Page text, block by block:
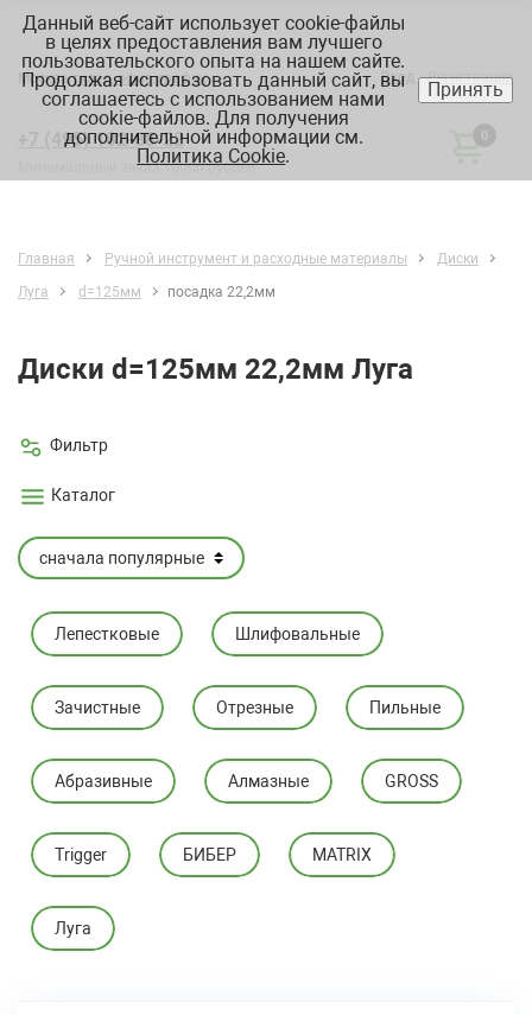
Вход Регистрация
Москва:склад, офис, график
+7 (495) 182-88-22
Минимальный заказ 10000 рублей
0
Главная Ручной инструмент и расходные материалы
Диски
Луга
d=125мм посадка 22,2мм
Диски d=125мм 22,2мм Луга
Фильтр
Каталог
Лепестковые Шлифовальные
Зачистные Отрезные Пильные
Абразивные Алмазные GROSS
Trigger БИБЕР MATRIX
Луга
Данный веб-сайт использует cookie-файлы
в целях предоставления вам лучшего
пользовательского опыта на нашем сайте.
Продолжая использовать данный сайт, вы
соглашаетесь с использованием нами
cookie-файлов. Для получения
дополнительной информации см.
Политика Cookie.
Принять